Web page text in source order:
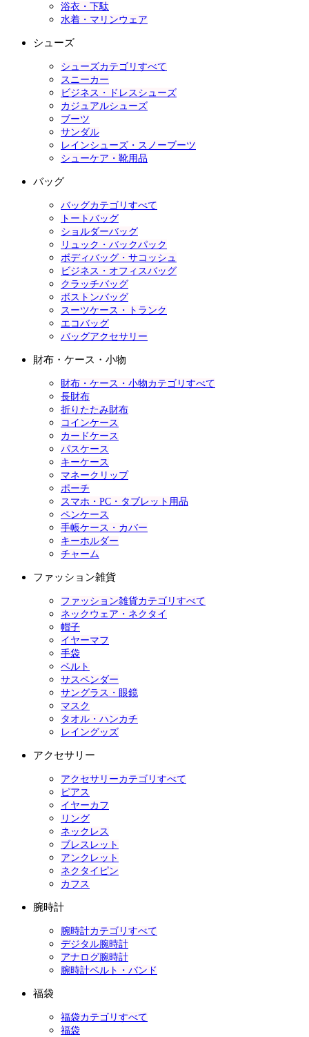
浴衣・下駄
水着・マリンウェア
シューズ
シューズカテゴリすべて
スニーカー
ビジネス・ドレスシューズ
カジュアルシューズ
ブーツ
サンダル
レインシューズ・スノーブーツ
シューケア・靴用品
バッグ
バッグカテゴリすべて
トートバッグ
ショルダーバッグ
リュック・バックパック
ボディバッグ・サコッシュ
ビジネス・オフィスバッグ
クラッチバッグ
ボストンバッグ
スーツケース・トランク
エコバッグ
バッグアクセサリー
財布・ケース・小物
財布・ケース・小物カテゴリすべて
長財布
折りたたみ財布
コインケース
カードケース
パスケース
キーケース
マネークリップ
ポーチ
スマホ・PC・タブレット用品
ペンケース
手帳ケース・カバー
キーホルダー
チャーム
ファッション雑貨
ファッション雑貨カテゴリすべて
ネックウェア・ネクタイ
帽子
イヤーマフ
手袋
ベルト
サスペンダー
サングラス・眼鏡
マスク
タオル・ハンカチ
レイングッズ
アクセサリー
アクセサリーカテゴリすべて
ピアス
イヤーカフ
リング
ネックレス
ブレスレット
アンクレット
ネクタイピン
カフス
腕時計
腕時計カテゴリすべて
デジタル腕時計
アナログ腕時計
腕時計ベルト・バンド
福袋
福袋カテゴリすべて
福袋